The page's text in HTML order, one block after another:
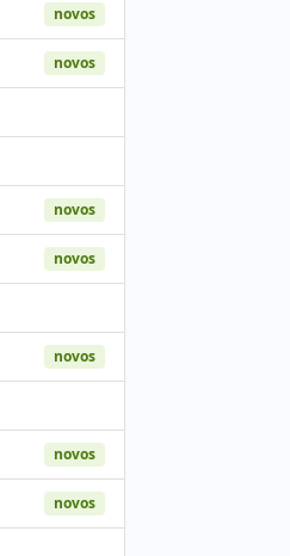
novos
novos
novos
novos
novos
novos
novos